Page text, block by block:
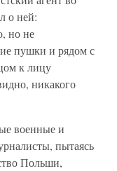
о ней:
но не
пушки и рядом с
к лицу
никакого
военные и
пытаясь
Польши,